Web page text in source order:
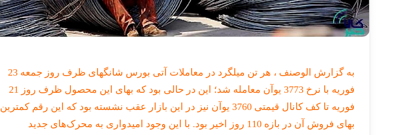
به گزارش الوصنف ، هر تن میلگرد در معاملات آتی بورس شانگهای ظرف روز جمعه 23
فوریه با نرخ 3773 یوآن معامله شد؛ این در حالی بود که بهای این محصول ظرف روز 21
فوریه تا کف کانال قیمتی 3760 یوآن نیز در این بازار عقب نشسته بود که این رقم کمترین
بهای فروش آن در بازه 110 روز اخیر بود. با این وجود امیدواری به محرک‌های جدید